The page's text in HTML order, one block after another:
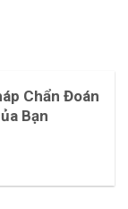
Chẩn Đoán
Bạn